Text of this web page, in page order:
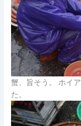
蟹、旨そう。 ホイ
た。